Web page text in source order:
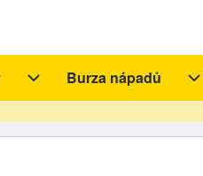
sub-navigation
Aktivity sub-navigation
Burza nápadů